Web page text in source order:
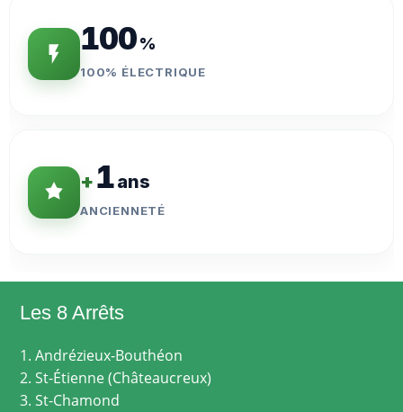
100%
100% ÉLECTRIQUE
+1ans
ANCIENNETÉ
Les 8 Arrêts
1. Andrézieux-Bouthéon
2. St-Étienne (Châteaucreux)
3. St-Chamond